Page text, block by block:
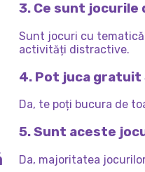
3. Ce sunt
Sunt jocuri cu
activități distractive.
4. Pot juca
Da, te poți bucura de
5. Sunt aceste
Da, majoritatea